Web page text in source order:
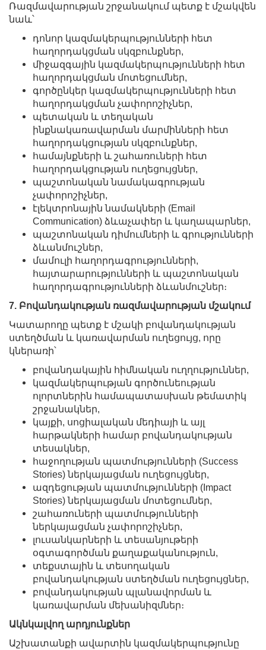
Ռազմավարության շրջանակում պետք է մշակվեն
նաև՝
դոնոր կազմակերպությունների հետ
հաղորդակցման սկզբունքներ,
միջազգային կազմակերպությունների հետ
հաղորդակցման մոտեցումներ,
գործընկեր կազմակերպությունների հետ
հաղորդակցման չափորոշիչներ,
պետական և տեղական
ինքնակառավարման մարմինների հետ
հաղորդակցության սկզբունքներ,
համայնքների և շահառուների հետ
հաղորդակցության ուղեցույցներ,
պաշտոնական նամակագրության
չափորոշիչներ,
էլեկտրոնային նամակների (Email
Communication) ձևաչափեր և կաղապարներ,
պաշտոնական դիմումների և գրությունների
ձևանմուշներ,
մամուլի հաղորդագրությունների,
հայտարարությունների և պաշտոնական
հաղորդագրությունների ձևանմուշներ։
7. Բովանդակության ռազմավարության մշակում
Կատարողը պետք է մշակի բովանդակության
ստեղծման և կառավարման ուղեցույց, որը
կներառի՝
բովանդակային հիմնական ուղղություններ,
կազմակերպության գործունեության
ոլորտներին համապատասխան թեմատիկ
շրջանակներ,
կայքի, սոցիալական մեդիայի և այլ
հարթակների համար բովանդակության
տեսակներ,
հաջողության պատմությունների (Success
Stories) ներկայացման ուղեցույցներ,
ազդեցության պատմությունների (Impact
Stories) ներկայացման մոտեցումներ,
շահառուների պատմությունների
ներկայացման չափորոշիչներ,
լուսանկարների և տեսանյութերի
օգտագործման քաղաքականություն,
տեքստային և տեսողական
բովանդակության ստեղծման ուղեցույցներ,
բովանդակության պլանավորման և
կառավարման մեխանիզմներ։
Ակնկալվող արդյունքներ
Աշխատանքի ավարտին կազմակերպությունը